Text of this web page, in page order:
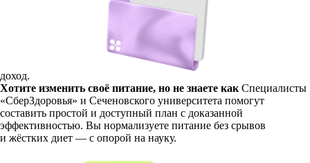
доход.
Хотите изменить своё питание, но не знаете как Специалисты
«СберЗдоровья» и Сеченовского университета помогут
составить простой и доступный план с доказанной
эффективностью. Вы нормализуете питание без срывов
и жёстких диет — с опорой на науку.